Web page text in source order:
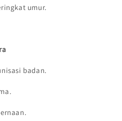
umur.
badan.